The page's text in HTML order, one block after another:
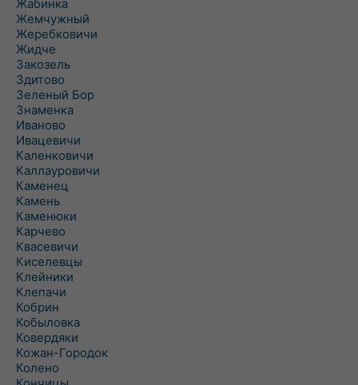
Жабинка
Жемчужный
Жеребковичи
Жидче
Закозель
Здитово
Зеленый Бор
Знаменка
Иваново
Ивацевичи
Каленковичи
Каллауровичи
Каменец
Камень
Каменюки
Карчево
Квасевичи
Киселевцы
Клейники
Клепачи
Кобрин
Кобыловка
Ковердяки
Кожан-Городок
Колено